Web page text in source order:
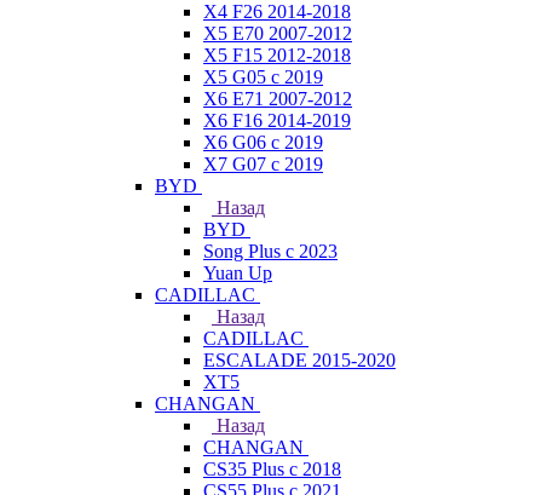
X4 F26 2014-2018
X5 E70 2007-2012
X5 F15 2012-2018
X5 G05 с 2019
X6 E71 2007-2012
X6 F16 2014-2019
X6 G06 с 2019
X7 G07 с 2019
BYD
Назад
BYD
Song Plus с 2023
Yuan Up
CADILLAC
Назад
CADILLAC
ESСALADE 2015-2020
XT5
CHANGAN
Назад
CHANGAN
CS35 Plus с 2018
CS55 Plus с 2021